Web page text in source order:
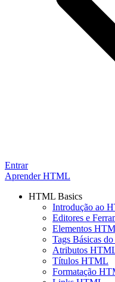
Entrar
Aprender HTML
HTML Basics
Introdução ao
Editores e
Elementos
Tags Básicas
Atributos
Títulos HTML
Formatação